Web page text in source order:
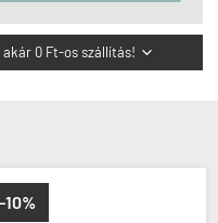
akár 0 Ft-os szállítás! 
-10%